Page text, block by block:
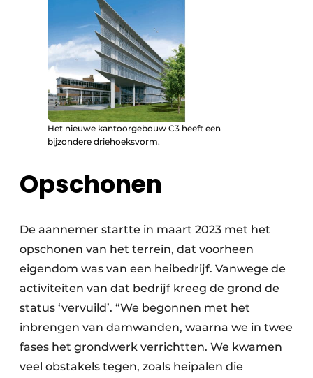
Het nieuwe kantoorgebouw C3 heeft een
bijzondere driehoeksvorm.
Opschonen
De aannemer startte in maart 2023 met het
opschonen van het terrein, dat voorheen
eigendom was van een heibedrijf. Vanwege de
activiteiten van dat bedrijf kreeg de grond de
status ‘vervuild’. “We begonnen met het
inbrengen van damwanden, waarna we in twee
fases het grondwerk verrichtten. We kwamen
veel obstakels tegen, zoals heipalen die